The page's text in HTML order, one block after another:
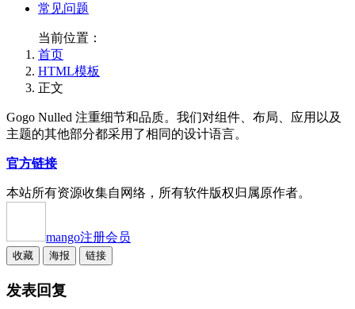
常见问题
当前位置：
首页
HTML模板
正文
Gogo Nulled 注重细节和品质。我们对组件、布局、应用以及
主题的其他部分都采用了相同的设计语言。
官方链接
本站所有资源收集自网络，所有软件版权归属原作者。
mango注册会员
收藏 海报 链接
发表回复